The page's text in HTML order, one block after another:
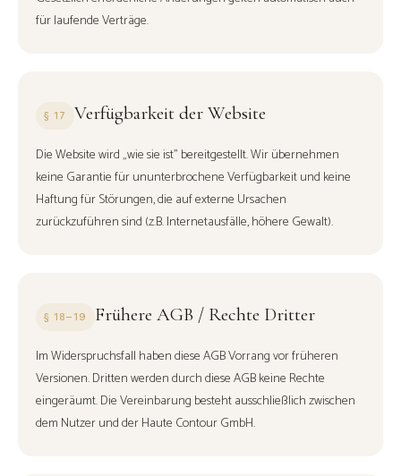
für laufende Verträge.
§ 17 Verfügbarkeit der Website
Die Website wird „wie sie ist" bereitgestellt. Wir übernehmen
keine Garantie für ununterbrochene Verfügbarkeit und keine
Haftung für Störungen, die auf externe Ursachen
zurückzuführen sind (z.B. Internetausfälle, höhere Gewalt).
§ 18–19 Frühere AGB / Rechte Dritter
Im Widerspruchsfall haben diese AGB Vorrang vor früheren
Versionen. Dritten werden durch diese AGB keine Rechte
eingeräumt. Die Vereinbarung besteht ausschließlich zwischen
dem Nutzer und der Haute Contour GmbH.